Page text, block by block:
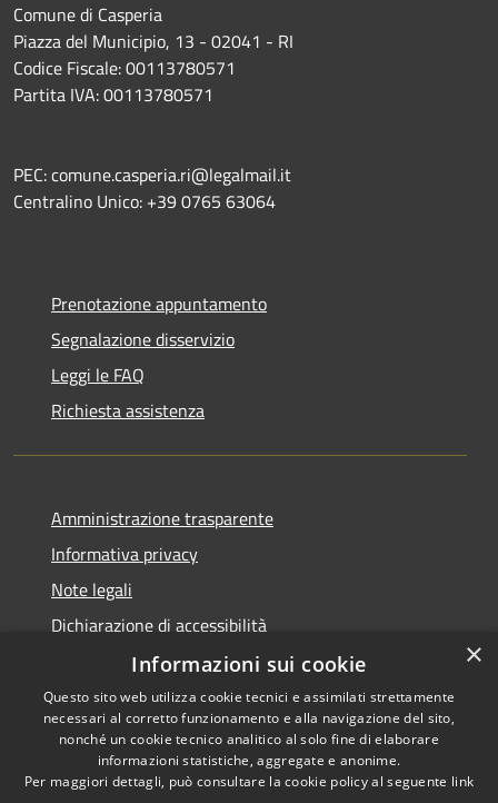
Comune di Casperia
Piazza del Municipio, 13 - 02041 - RI
Codice Fiscale: 00113780571
Partita IVA: 00113780571
PEC: comune.casperia.ri@legalmail.it
Centralino Unico: +39 0765 63064
Prenotazione appuntamento
Segnalazione disservizio
Leggi le FAQ
Richiesta assistenza
Amministrazione trasparente
Informativa privacy
Note legali
Dichiarazione di accessibilità
Accessibilità
Privacy
Copyright © 2026 • Comune di
Casperia • Powered by
Municipium•Accesso
×
Informazioni sui cookie
Questo sito web utilizza cookie tecnici e assimilati strettamente
necessari al corretto funzionamento e alla navigazione del sito,
nonché un cookie tecnico analitico al solo fine di elaborare
informazioni statistiche, aggregate e anonime.
Per maggiori dettagli, può consultare la cookie policy al seguente link